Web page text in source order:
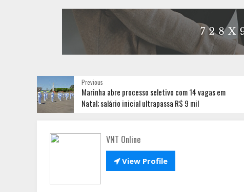
Previous
Marinha abre processo seletivo com 14 vagas em
Natal; salário inicial ultrapassa R$ 9 mil
VNT Online
View Profile